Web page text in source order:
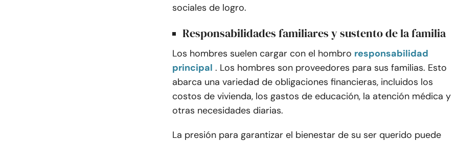
sociales de logro.
Responsabilidades familiares y sustento de la familia
Los hombres suelen cargar con el hombro responsabilidad
principal . Los hombres son proveedores para sus familias. Esto
abarca una variedad de obligaciones financieras, incluidos los
costos de vivienda, los gastos de educación, la atención médica y
otras necesidades diarias.
La presión para garantizar el bienestar de su ser querido puede